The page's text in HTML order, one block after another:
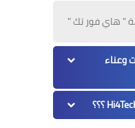
" هاي فور تك "
وعناء